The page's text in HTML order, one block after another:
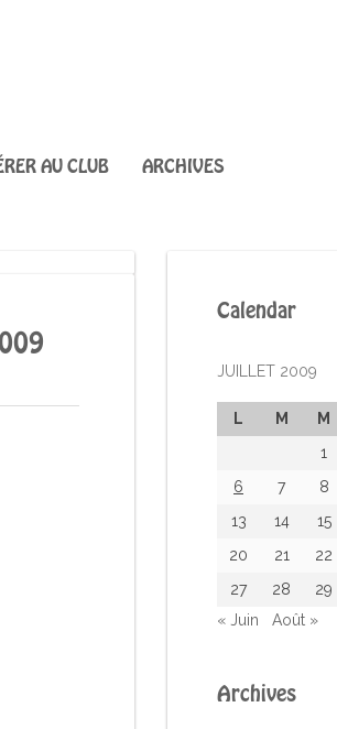
AU CLUB ARCHIVES
Calendar
JUILLET 2009
L M M
1
6
7 8
13
14 15
20
21 22
27
28 29
« Juin
Août »
Archives